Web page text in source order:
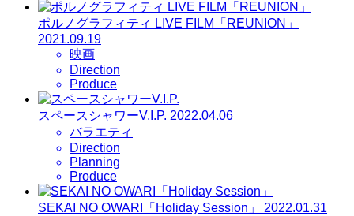
ポルノグラフィティ LIVE FILM「REUNION」
2021.09.19
映画
Direction
Produce
スペースシャワーV.I.P. 2022.04.06
バラエティ
Direction
Planning
Produce
SEKAI NO OWARI「Holiday Session」
2022.01.31